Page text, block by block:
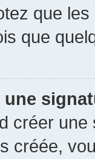
que
que
créer
créée,